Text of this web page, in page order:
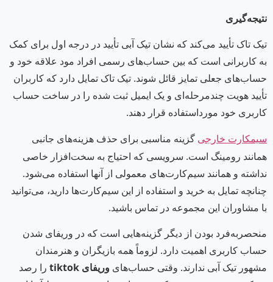
نتیجه‌گیری
تیک تاک تأیید می‌کند که نشان تیک آبی تأیید در درجه اول برای کمک
به کاربرانی است که بین حساب‌های رسمی افراد مود علاقه خود و
حساب‌های جعلی تمایز قائل شوند. تیک تاک تمایل دارد که کاربران
تأیید هویت چندمرحله‌ای و یک ایمیل ثبت شده را در ساخت حساب
کاربری خود مورداستفاده قرار دهند.
سیمکارت‌ خارجی گزینه مناسبی برای حذف هزینه‌های جانبی
همانند رومینگ است. سرویسی که احتیاج به سخت‌افزار خاصی
نداشته و همانند سیم‌کارت‌های معمولی از آنها استفاده می‌شود.
چنانچه تمایل به خرید و استفاده از این سیم‌کارت‌ها دارید، می‌توانید
با مشاوران این مجموعه در تماس باشید.
منحصربه‌فرد بودن از دیگر گزینه‌هایی است که در وریفای شدن
حساب کاربری اهمیت دارد. لزوماً همه بازیگران و هنرمندان
مشهور تیک آبی ندارند. وقتی حساب‌های وریفای tiktok را رصد